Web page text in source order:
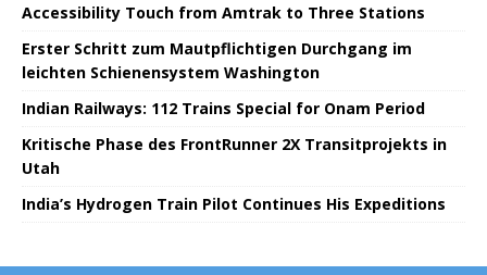
Accessibility Touch from Amtrak to Three Stations
Erster Schritt zum Mautpflichtigen Durchgang im
leichten Schienensystem Washington
Indian Railways: 112 Trains Special for Onam Period
Kritische Phase des FrontRunner 2X Transitprojekts in
Utah
India’s Hydrogen Train Pilot Continues His Expeditions